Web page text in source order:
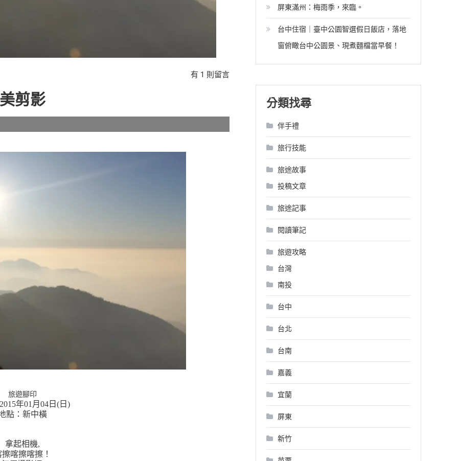
在
山
有 1 則留言
剪影
旅遊腳印
年01月04日(日)
點：新中橫
拿起相機,
擦喀擦喀擦！
屏東滿州：梅雨季，來臨。
台中住宿｜臺中公園智選假日飯店，落地
窗俯瞰台中公園景、現煮麵檔當早餐！
分類找尋
伴手禮
旅行技能
旅途故事
投稿文章
旅途記事
閱讀筆記
旅遊攻略
台灣
南投
台中
台北
台南
嘉義
宜蘭
屏東
新竹